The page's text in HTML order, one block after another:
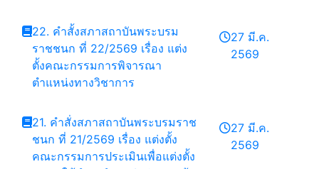
22. คำสั้งสภาสถาบันพระบรม
ราชชนก ที่ 22/2569 เรื่อง แต่ง
ตั้งคณะกรรมการพิจารณา
ตำแหน่งทางวิชาการ
27 มี.ค.
2569
21. คำสั่งสภาสถาบันพระบรมราช
ชนก ที่ 21/2569 เรื่อง แต่งตั้ง
คณะกรรมการประเมินเพื่อแต่งตั้ง
27 มี.ค.
2569